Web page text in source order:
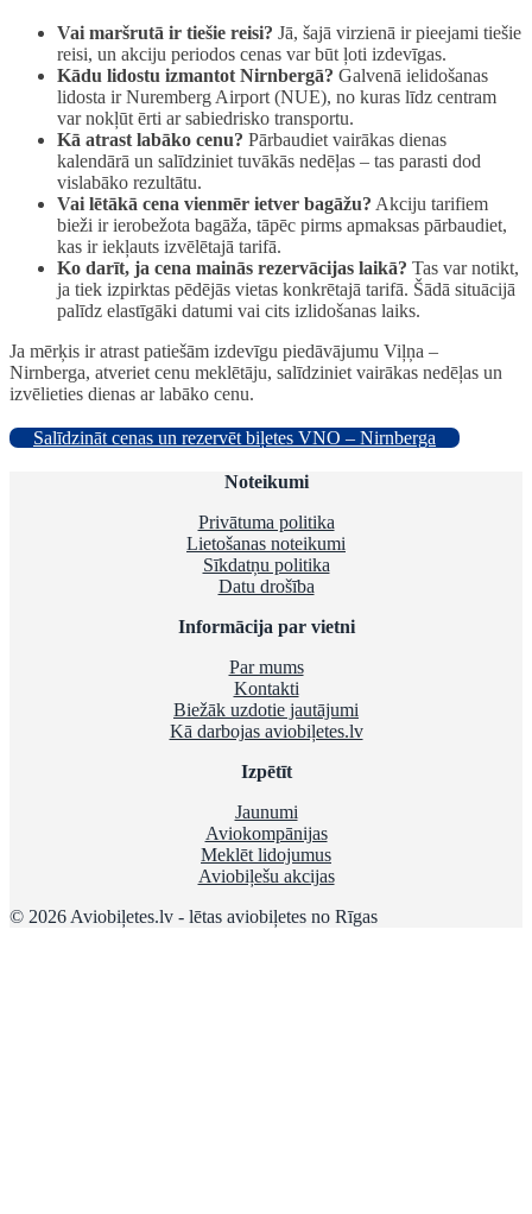
Vai maršrutā ir tiešie reisi? Jā, šajā virzienā ir pieejami tiešie
reisi, un akciju periodos cenas var būt ļoti izdevīgas.
Kādu lidostu izmantot Nirnbergā? Galvenā ielidošanas
lidosta ir Nuremberg Airport (NUE), no kuras līdz centram
var nokļūt ērti ar sabiedrisko transportu.
Kā atrast labāko cenu? Pārbaudiet vairākas dienas
kalendārā un salīdziniet tuvākās nedēļas – tas parasti dod
vislabāko rezultātu.
Vai lētākā cena vienmēr ietver bagāžu? Akciju tarifiem
bieži ir ierobežota bagāža, tāpēc pirms apmaksas pārbaudiet,
kas ir iekļauts izvēlētajā tarifā.
Ko darīt, ja cena mainās rezervācijas laikā? Tas var notikt,
ja tiek izpirktas pēdējās vietas konkrētajā tarifā. Šādā situācijā
palīdz elastīgāki datumi vai cits izlidošanas laiks.
Ja mērķis ir atrast patiešām izdevīgu piedāvājumu Viļņa –
Nirnberga, atveriet cenu meklētāju, salīdziniet vairākas nedēļas un
izvēlieties dienas ar labāko cenu.
Salīdzināt cenas un rezervēt biļetes VNO – Nirnberga
Noteikumi
Privātuma politika
Lietošanas noteikumi
Sīkdatņu politika
Datu drošība
Informācija par vietni
Par mums
Kontakti
Biežāk uzdotie jautājumi
Kā darbojas aviobiļetes.lv
Izpētīt
Jaunumi
Aviokompānijas
Meklēt lidojumus
Aviobiļešu akcijas
© 2026 Aviobiļetes.lv - lētas aviobiļetes no Rīgas